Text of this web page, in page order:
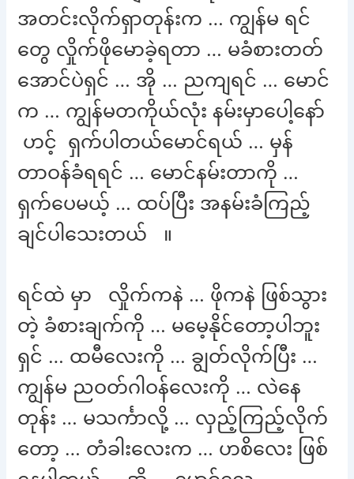
အတင်းလိုက်ရှာတုန်းက … ကျွန်မ ရင်
တွေ လှိုက်ဖိုမောခဲ့ရတာ … မခံစားတတ်
အောင်ပဲရှင် … အို … ညကျရင် … မောင်
က … ကျွန်မတကိုယ်လုံး နမ်းမှာပေါ့နော်
ဟင့် ရှက်ပါတယ်မောင်ရယ် … မှန်
တာဝန်ခံရရင် … မောင်နမ်းတာကို …
ရှက်ပေမယ့် … ထပ်ပြီး အနမ်းခံကြည့်
ချင်ပါသေးတယ် ။
ရင်ထဲ မှာ လှိုက်ကနဲ … ဖိုကနဲ ဖြစ်သွား
တဲ့ ခံစားချက်ကို … မမေ့နိုင်တော့ပါဘူး
ရှင် … ထမီလေးကို … ချွတ်လိုက်ပြီး …
ကျွန်မ ညဝတ်ဂါဝန်လေးကို … လဲနေ
တုန်း … မသင်္ကာလို့ … လှည့်ကြည့်လိုက်
တော့ … တံခါးလေးက … ဟစိလေး ဖြစ်